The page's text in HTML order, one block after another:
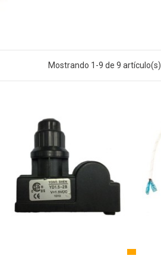
Mostrando 1-9 de 9 artículo(s)